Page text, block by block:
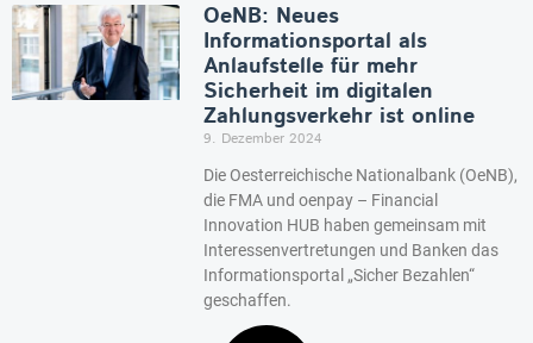
OeNB: Neues
Informationsportal als
Anlaufstelle für mehr
Sicherheit im digitalen
Zahlungsverkehr ist online
9. Dezember 2024
Die Oesterreichische Nationalbank (OeNB),
die FMA und oenpay – Financial
Innovation HUB haben gemeinsam mit
Interessenvertretungen und Banken das
Informationsportal „Sicher Bezahlen“
geschaffen.